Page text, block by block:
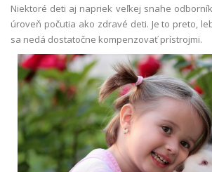
Niektoré deti aj napriek veľkej snahe
úroveň počutia ako zdravé deti. Je to preto,
sa nedá dostatočne kompenzovať prístrojmi.